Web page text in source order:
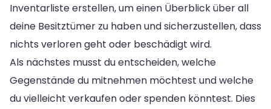
Inventarliste erstellen, um einen Überblick über all
deine Besitztümer zu haben und sicherzustellen, dass
nichts verloren geht oder beschädigt wird.
Als nächstes musst du entscheiden, welche
Gegenstände du mitnehmen möchtest und welche
du vielleicht verkaufen oder spenden könntest. Dies